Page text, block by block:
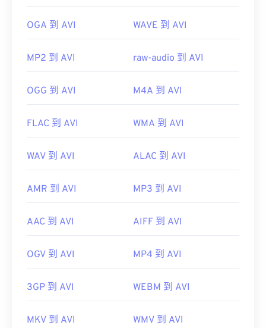
OGA 到 AVI WAVE 到 AVI
MP2 到 AVI raw-audio 到 AVI
OGG 到 AVI M4A 到 AVI
FLAC 到 AVI WMA 到 AVI
WAV 到 AVI ALAC 到 AVI
AMR 到 AVI MP3 到 AVI
AAC 到 AVI AIFF 到 AVI
OGV 到 AVI MP4 到 AVI
3GP 到 AVI WEBM 到 AVI
MKV 到 AVI WMV 到 AVI